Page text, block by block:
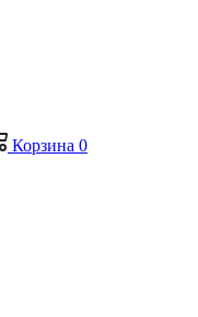
Корзина 0